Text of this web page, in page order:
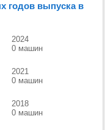
годов выпуска в
2024
0 машин
2021
0 машин
2018
0 машин